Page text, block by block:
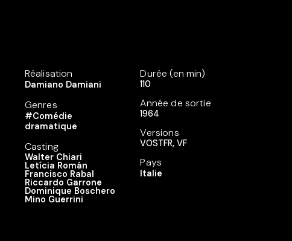
Réalisation
Damiano Damiani
Genres
#Comédie
dramatique
Casting
Walter Chiari
Letícia Román
Francisco Rabal
Riccardo Garrone
Dominique Boschero
Mino Guerrini
Durée (en min)
110
Année de sortie
1964
Versions
VOSTFR, VF
Pays
Italie